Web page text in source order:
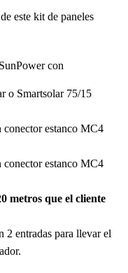
este kit de paneles
con
o Smartsolar 75/15
estanco MC4
estanco MC4
metros que el cliente
2 entradas para llevar el